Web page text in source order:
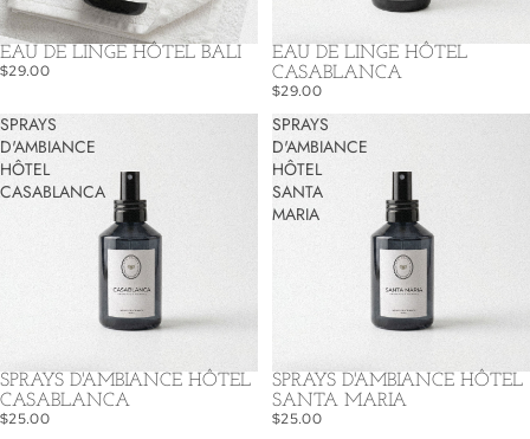
EAU DE LINGE HÔTEL BALI
$29.00
EAU DE LINGE HÔTEL
CASABLANCA
$29.00
SPRAYS
D'AMBIANCE
HÔTEL
CASABLANCA
SPRAYS D'AMBIANCE HÔTEL
CASABLANCA
$25.00
SPRAYS
D'AMBIANCE
HÔTEL
SANTA
MARIA
SPRAYS D'AMBIANCE HÔTEL
SANTA MARIA
$25.00